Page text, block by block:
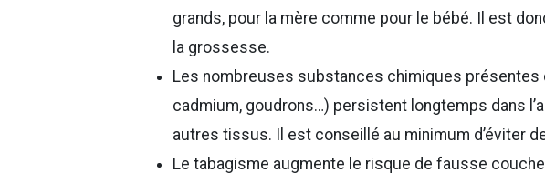
grands, pour la mère comme pour le bébé. Il est
la grossesse.
Les nombreuses substances chimiques
cadmium, goudrons…) persistent longtemps dans
autres tissus. Il est conseillé au minimum d’éviter
Le tabagisme augmente le risque de fausse